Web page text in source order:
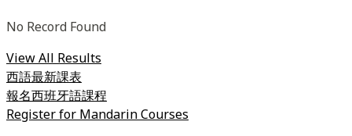
No Record Found
View All Results
西語最新課表
報名西班牙語課程
Register for Mandarin Courses